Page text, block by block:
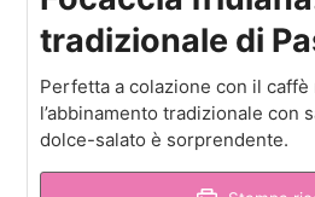
tradizionale di
Perfetta a colazione con il caffè
l’abbinamento tradizionale con
dolce-salato è sorprendente.